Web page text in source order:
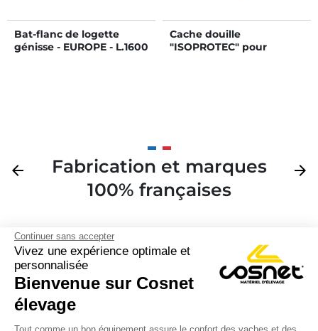
Continuer sans accepter
Vivez une expérience optimale et
personnalisée
Bienvenue sur Cosnet
élevage
Bat-flanc de logette
génisse - EUROPE - L.1600
Cache douille
"ISOPROTEC" pour
Précédent
arrow_back
Fabrication et marques
100% françaises
arrow_forward